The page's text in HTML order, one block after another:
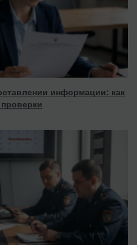
информации: как